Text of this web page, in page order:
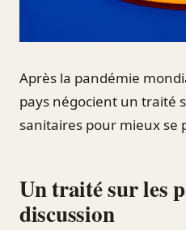
Après la pandémie
pays négocient un traité
sanitaires pour mieux se
Un traité sur les
discussion